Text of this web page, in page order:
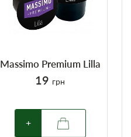
Massimo Premium Lilla
19 грн
+